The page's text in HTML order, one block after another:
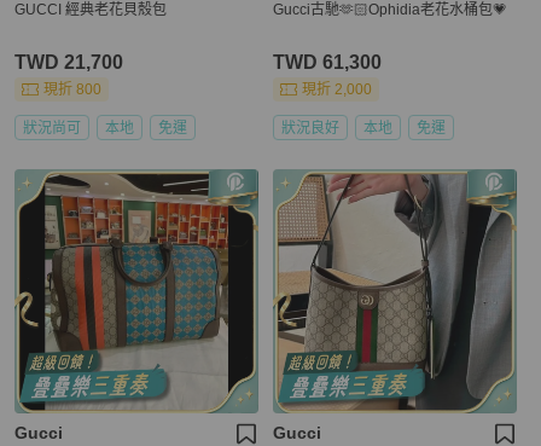
GUCCI 經典老花貝殼包
TWD 21,700
現折 800
狀況尚可 本地 免運
Gucci古馳🫶🏻Ophidia老花水桶包💗
TWD 61,300
現折 2,000
狀況良好 本地 免運
Gucci Gucci